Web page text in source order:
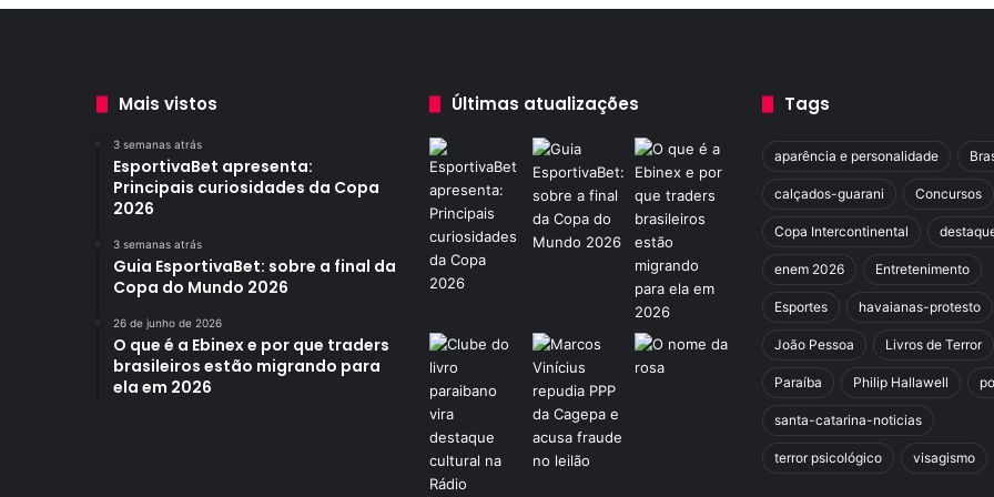
e
o
i
e
n
o
n
r
a
d
a
p
a
p
e
C
a
m
p
i
n
Mais vistos
3 semanas atrás
EsportivaBet apresenta:
Principais curiosidades da Copa
2026
3 semanas atrás
Guia EsportivaBet: sobre a final da
Copa do Mundo 2026
26 de junho de 2026
O que é a Ebinex e por que traders
brasileiros estão migrando para
ela em 2026
Últimas atualizações Tags
aparência e personalidade
calçados-guarani Concursos
Copa Intercontinental
enem 2026 Entretenimento
Esportes havaianas-protesto
João Pessoa Livros de Terror
Paraíba Philip Hallawell
santa-catarina-noticias
terror psicológico visagismo